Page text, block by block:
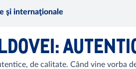
şi internaţionale
de calitate. Când vine vorba